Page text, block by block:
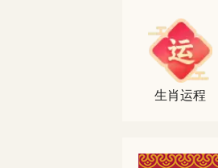
生肖运程